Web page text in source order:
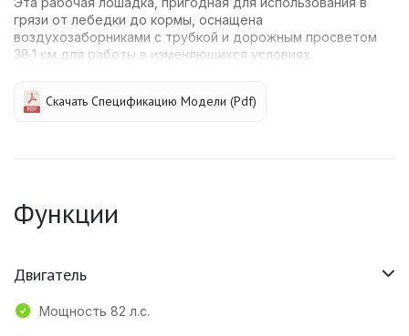
грязи от лебедки до кормы, оснащена
воздухозаборниками с трубкой и дорожным просветом
38,1 см для работы в изменяющихся условиях.
Скачать Спецификацию Модели (pdf)
Функции
Двигатель
Мощность 82 л.с.